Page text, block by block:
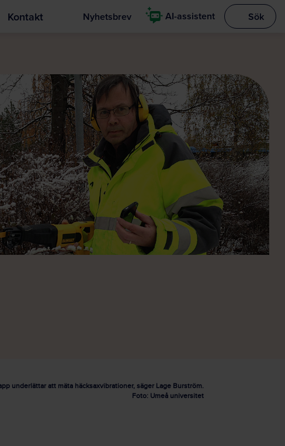
Kontakt Nyhetsbrev AI-assistent Visa
Sök
underlättar att mäta häcksaxvibrationer, säger Lage Burström.
Foto: Umeå universitet